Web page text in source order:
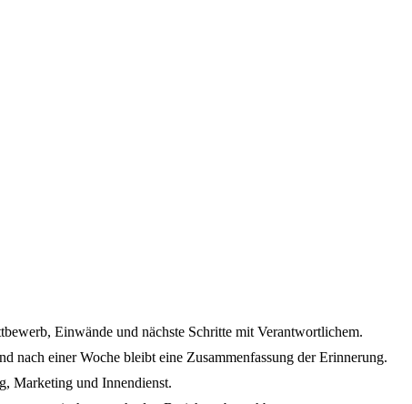
Einwände und nächste Schritte mit Verantwortlichem.
nach einer Woche bleibt eine Zusammenfassung der Erinnerung.
Marketing und Innendienst.